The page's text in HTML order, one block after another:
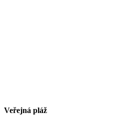
Veřejná pláž